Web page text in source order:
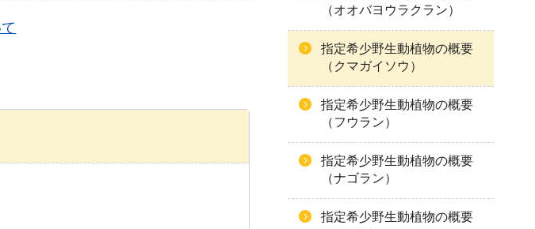
（オオバヨウラクラン）
指定希少野生動植物の概要
（クマガイソウ）
指定希少野生動植物の概要
（フウラン）
指定希少野生動植物の概要
（ナゴラン）
指定希少野生動植物の概要